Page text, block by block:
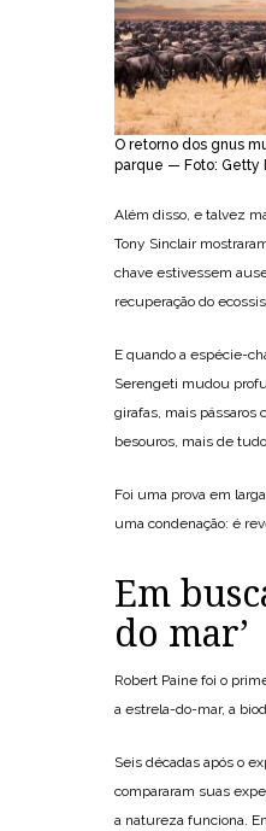
O retorno dos gnus
parque — Foto: Getty
Além disso, e talvez
Tony Sinclair
chave estivessem
recuperação do
E quando a espécie-
Serengeti mudou
girafas, mais pássaros
besouros, mais de
Foi uma prova em
uma condenação: é
Em
do mar’
Robert Paine foi o
a estrela-do-mar, a
Seis décadas após o
compararam suas
a natureza funciona.